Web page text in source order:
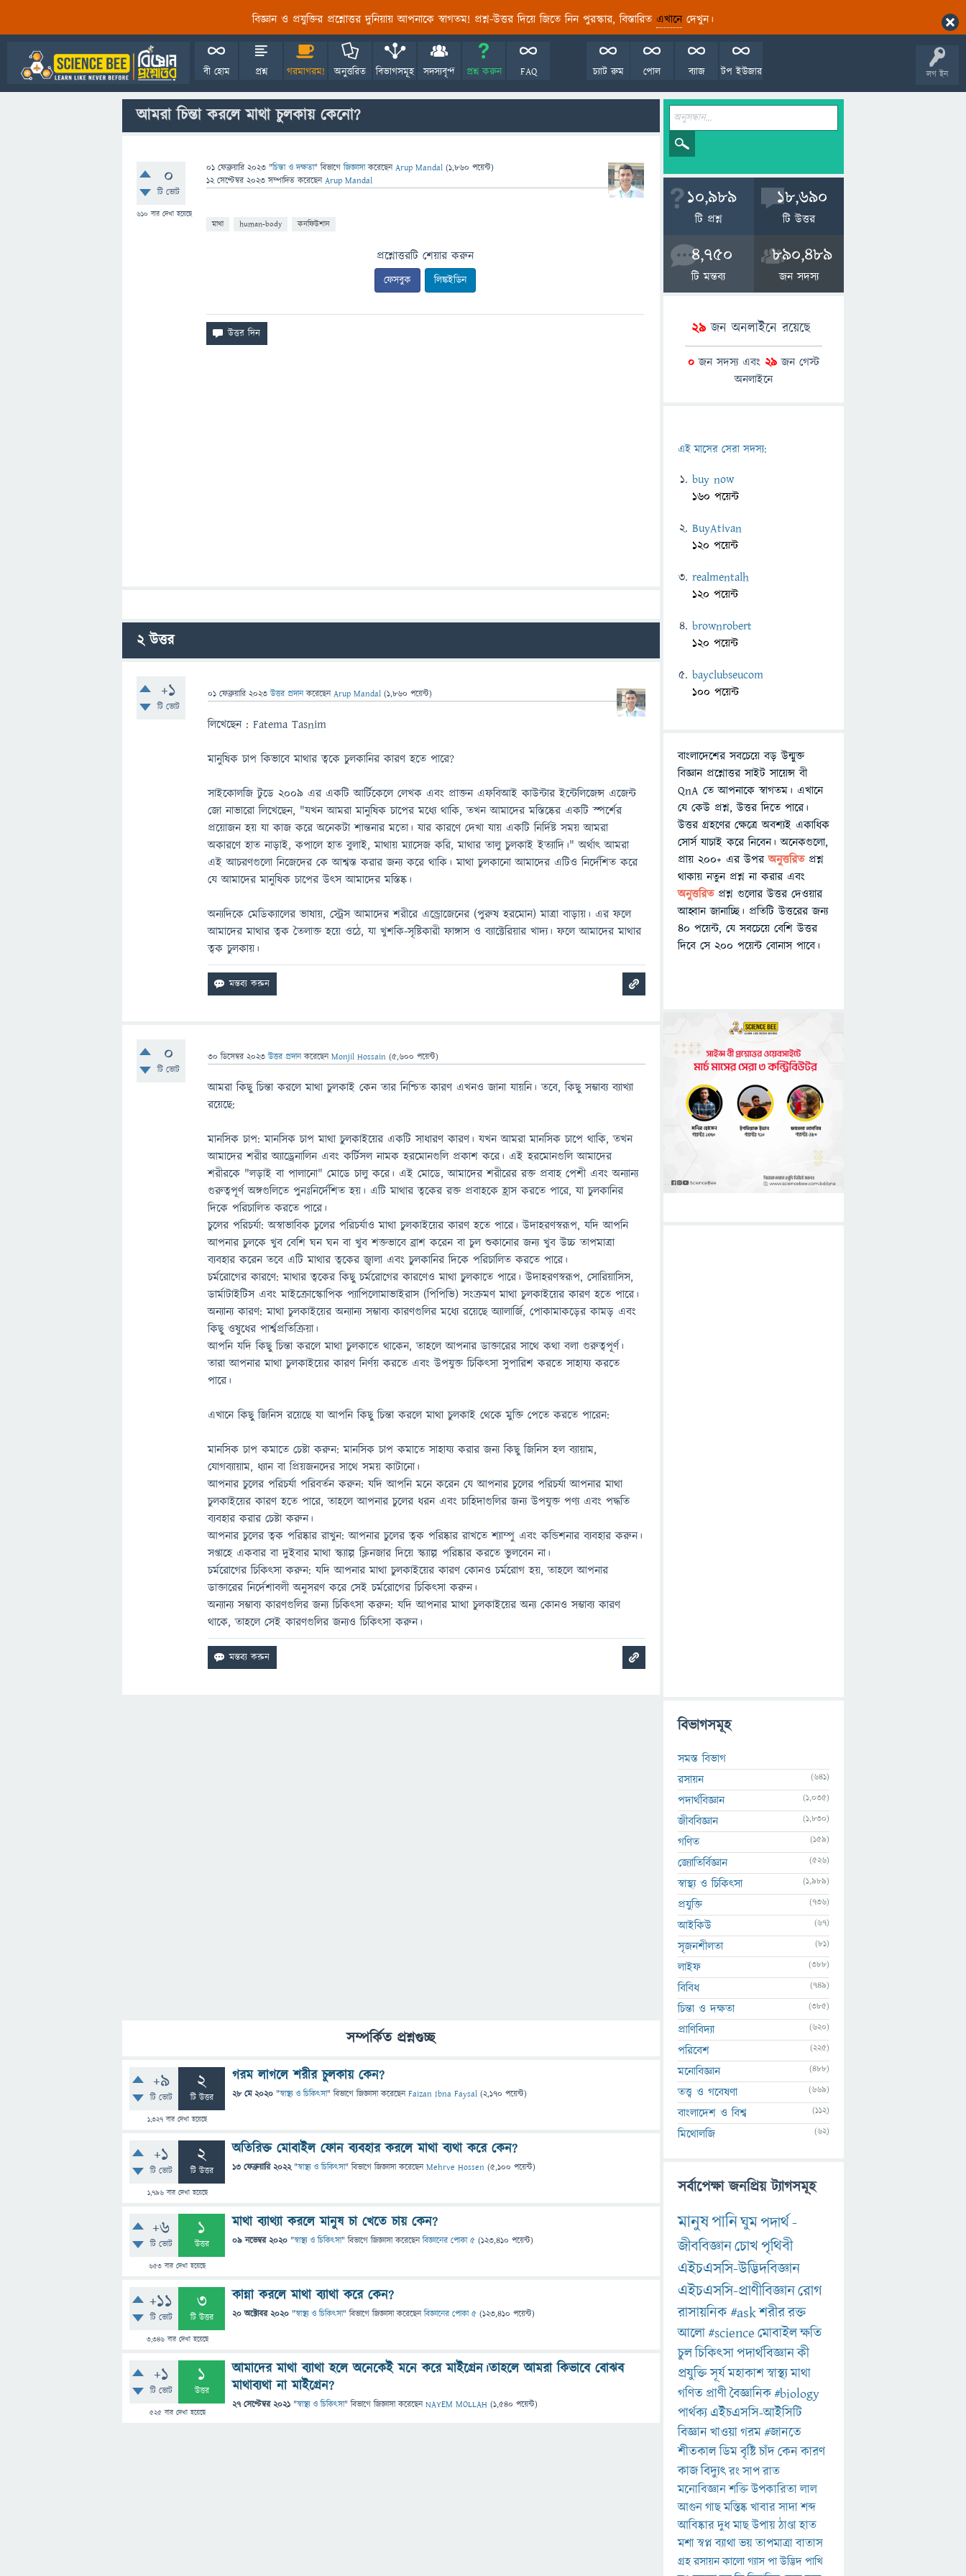
বিজ্ঞান ও প্রযুক্তির প্রশ্নোত্তর দুনিয়ায় আপনাকে স্বাগতম! প্রশ্ন-উত্তর দিয়ে জিতে নিন পুরস্কার, বিস্তারিত এখানেদেখুন।
লগ ইন
বী হোম প্রশ্ন গরমাগরম! অনুত্তরিত বিভাগসমূহ সদস্যবৃন্দ প্রশ্ন করুন FAQ টপ ইউজার
ব্যাজ
পোল
চ্যাট রুম
আমরা চিন্তা করলে মাথা চুলকায় কেনো?
0
টি ভোট
610 বার দেখা হয়েছে
01 ফেব্রুয়ারি 2023 "চিন্তা ও দক্ষতা" বিভাগে জিজ্ঞাসাকরেছেনArup Mandal (1,860 পয়েন্ট)
12 সেপ্টেম্বর 2023 সম্পাদিত করেছেনArup Mandal
মাথা human-body কনফিউশান
প্রশ্নোত্তরটি শেয়ার করুন
ফেসবুক লিঙ্কইডিন
2উত্তর
+1
টি ভোট
01 ফেব্রুয়ারি 2023 উত্তর প্রদান করেছেনArup Mandal (1,860 পয়েন্ট)
লিখেছেন : Fatema Tasnim
মানুষিক চাপ কিভাবে মাথার ত্বকে চুলকানির কারণ হতে পারে?
সাইকোলজি টুডে ২০০৯ এর একটি আর্টিকেলে লেখক এবং প্রাক্তন এফবিআই কাউন্টার ইন্টেলিজেন্স এজেন্ট
জো নাভারো লিখেছেন, "যখন আমরা মানুষিক চাপের মধ্যে থাকি, তখন আমাদের মস্তিষ্কের একটি স্পর্শের
প্রয়োজন হয় যা কাজ করে অনেকটা শান্তনার মতো। যার কারণে দেখা যায় একটি নির্দিষ্ট সময় আমরা
অকারণে হাত নাড়াই, কপালে হাত বুলাই, মাথায় ম্যাসেজ করি, মাথার তালু চুলকাই ইত্যাদি।" অর্থাৎ আমরা
এই আচরণগুলো নিজেদের কে আশ্বস্ত করার জন্য করে থাকি। মাথা চুলকানো আমাদের এটিও নির্দেশিত করে
যে আমাদের মানুষিক চাপের উৎস আমাদের মস্তিষ্ক।
অন্যদিকে মেডিক্যালের ভাষায়, স্ট্রেস আমাদের শরীরে এন্ড্রোজেনের (পুরুষ হরমোন) মাত্রা বাড়ায়। এর ফলে
আমাদের মাথার ত্বক তৈলাক্ত হয়ে ওঠে, যা খুশকি-সৃষ্টিকারী ফাঙ্গাস ও ব্যাক্টেরিয়ার খাদ্য। ফলে আমাদের মাথার
ত্বক চুলকায়।
0
টি ভোট
30 ডিসেম্বর 2023 উত্তর প্রদান করেছেনMonjil Hossain (5,600 পয়েন্ট)
আমরা কিছু চিন্তা করলে মাথা চুলকাই কেন তার নিশ্চিত কারণ এখনও জানা যায়নি। তবে, কিছু সম্ভাব্য ব্যাখ্যা
রয়েছে:
মানসিক চাপ: মানসিক চাপ মাথা চুলকাইয়ের একটি সাধারণ কারণ। যখন আমরা মানসিক চাপে থাকি, তখন
আমাদের শরীর অ্যাড্রেনালিন এবং কর্টিসল নামক হরমোনগুলি প্রকাশ করে। এই হরমোনগুলি আমাদের
শরীরকে "লড়াই বা পালানো" মোডে চালু করে। এই মোডে, আমাদের শরীরের রক্ত ​​প্রবাহ পেশী এবং অন্যান্য
গুরুত্বপূর্ণ অঙ্গগুলিতে পুনঃনির্দেশিত হয়। এটি মাথার ত্বকের রক্ত ​​প্রবাহকে হ্রাস করতে পারে, যা চুলকানির
দিকে পরিচালিত করতে পারে।
চুলের পরিচর্যা: অস্বাভাবিক চুলের পরিচর্যাও মাথা চুলকাইয়ের কারণ হতে পারে। উদাহরণস্বরূপ, যদি আপনি
আপনার চুলকে খুব বেশি ঘন ঘন বা খুব শক্তভাবে ব্রাশ করেন বা চুল শুকানোর জন্য খুব উচ্চ তাপমাত্রা
ব্যবহার করেন তবে এটি মাথার ত্বকের জ্বালা এবং চুলকানির দিকে পরিচালিত করতে পারে।
চর্মরোগের কারণে: মাথার ত্বকের কিছু চর্মরোগের কারণেও মাথা চুলকাতে পারে। উদাহরণস্বরূপ, সোরিয়াসিস,
ডার্মাটাইটিস এবং মাইক্রোস্কোপিক প্যাপিলোমাভাইরাস (পিপিভি) সংক্রমণ মাথা চুলকাইয়ের কারণ হতে পারে।
অন্যান্য কারণ: মাথা চুলকাইয়ের অন্যান্য সম্ভাব্য কারণগুলির মধ্যে রয়েছে অ্যালার্জি, পোকামাকড়ের কামড় এবং
কিছু ওষুধের পার্শ্বপ্রতিক্রিয়া।
আপনি যদি কিছু চিন্তা করলে মাথা চুলকাতে থাকেন, তাহলে আপনার ডাক্তারের সাথে কথা বলা গুরুত্বপূর্ণ।
তারা আপনার মাথা চুলকাইয়ের কারণ নির্ণয় করতে এবং উপযুক্ত চিকিত্সা সুপারিশ করতে সাহায্য করতে
পারে।
এখানে কিছু জিনিস রয়েছে যা আপনি কিছু চিন্তা করলে মাথা চুলকাই থেকে মুক্তি পেতে করতে পারেন:
মানসিক চাপ কমাতে চেষ্টা করুন: মানসিক চাপ কমাতে সাহায্য করার জন্য কিছু জিনিস হল ব্যায়াম,
যোগব্যায়াম, ধ্যান বা প্রিয়জনদের সাথে সময় কাটানো।
আপনার চুলের পরিচর্যা পরিবর্তন করুন: যদি আপনি মনে করেন যে আপনার চুলের পরিচর্যা আপনার মাথা
চুলকাইয়ের কারণ হতে পারে, তাহলে আপনার চুলের ধরন এবং চাহিদাগুলির জন্য উপযুক্ত পণ্য এবং পদ্ধতি
ব্যবহার করার চেষ্টা করুন।
আপনার চুলের ত্বক পরিষ্কার রাখুন: আপনার চুলের ত্বক পরিষ্কার রাখতে শ্যাম্পু এবং কন্ডিশনার ব্যবহার করুন।
সপ্তাহে একবার বা দুইবার মাথা স্ক্যাল্প ক্লিনজার দিয়ে স্ক্যাল্প পরিষ্কার করতে ভুলবেন না।
চর্মরোগের চিকিৎসা করুন: যদি আপনার মাথা চুলকাইয়ের কারণ কোনও চর্মরোগ হয়, তাহলে আপনার
ডাক্তারের নির্দেশাবলী অনুসরণ করে সেই চর্মরোগের চিকিৎসা করুন।
অন্যান্য সম্ভাব্য কারণগুলির জন্য চিকিৎসা করুন: যদি আপনার মাথা চুলকাইয়ের অন্য কোনও সম্ভাব্য কারণ
থাকে, তাহলে সেই কারণগুলির জন্যও চিকিৎসা করুন।
সম্পর্কিত প্রশ্নগুচ্ছ
+9
টি ভোট
2
টি উত্তর
1,327 বার দেখা হয়েছে
গরম লাগলে শরীর চুলকায় কেন?
28 মে 2020 "স্বাস্থ্য ও চিকিৎসা" বিভাগে জিজ্ঞাসাকরেছেনFaizan Ibna Faysal (2,170 পয়েন্ট)
+1
টি ভোট
2
টি উত্তর
1,796বার দেখা হয়েছে
অতিরিক্ত মোবাইল ফোন ব্যবহার করলে মাথা ব্যথা করে কেন?
13 ফেব্রুয়ারি 2022 "স্বাস্থ্য ও চিকিৎসা" বিভাগে জিজ্ঞাসাকরেছেনMehrve Hossen (5,100 পয়েন্ট)
+6
টি ভোট
1
উত্তর
653 বার দেখা হয়েছে
মাথা ব্যাথ্যা করলে মানুষ চা খেতে চায় কেন?
09 নভেম্বর 2020 "স্বাস্থ্য ও চিকিৎসা" বিভাগে জিজ্ঞাসাকরেছেনবিজ্ঞানের পোকা ৫ (123,410 পয়েন্ট)
+11
টি ভোট
3
টি উত্তর
3,346বার দেখা হয়েছে
কান্না করলে মাথা ব্যাথা করে কেন?
20 অক্টোবর 2020 "স্বাস্থ্য ও চিকিৎসা" বিভাগে জিজ্ঞাসাকরেছেনবিজ্ঞানের পোকা ৫ (123,410 পয়েন্ট)
+1
টি ভোট
1
উত্তর
525বার দেখা হয়েছে
আমাদের মাথা ব্যাথা হলে অনেকেই মনে করে মাইগ্রেন।তাহলে আমরা কিভাবে বোঝব
মাথাব্যথা না মাইগ্রেন?
27 সেপ্টেম্বর 2021 "স্বাস্থ্য ও চিকিৎসা" বিভাগে জিজ্ঞাসাকরেছেনNAYEM MOLLAH (1,540 পয়েন্ট)
10,989
টি প্রশ্ন
18,690
টি উত্তর
4,750
টি মন্তব্য
890,489
জন সদস্য
29জন অনলাইনে রয়েছে
0 জন সদস্য এবং 29 জন গেস্ট
অনলাইনে
এই মাসের সেরা সদস্য:
buy now
160 পয়েন্ট
BuyAtivan
120 পয়েন্ট
realmentalh
120 পয়েন্ট
brownrobert
120 পয়েন্ট
bayclubseucom
100 পয়েন্ট
বাংলাদেশের সবচেয়ে বড় উন্মুক্ত
বিজ্ঞান প্রশ্নোত্তর সাইট সায়েন্স বী
QnA তে আপনাকে স্বাগতম। এখানে
যে কেউ প্রশ্ন, উত্তর দিতে পারে।
উত্তর গ্রহণের ক্ষেত্রে অবশ্যই একাধিক
সোর্স যাচাই করে নিবেন। অনেকগুলো,
প্রায় ২০০+ এর উপরঅনুত্তরিতপ্রশ্ন
থাকায় নতুন প্রশ্ন না করার এবং
অনুত্তরিত প্রশ্ন গুলোর উত্তর দেওয়ার
আহ্বান জানাচ্ছি। প্রতিটি উত্তরের জন্য
৪০ পয়েন্ট, যে সবচেয়ে বেশি উত্তর
দিবে সে ২০০ পয়েন্ট বোনাস পাবে।
বিভাগসমূহ
সমস্ত বিভাগ
রসায়ন
(641)
পদার্থবিজ্ঞান (1,035)
জীববিজ্ঞান (1,830)
গণিত (159)
জ্যোতির্বিজ্ঞান (526)
স্বাস্থ্য ও চিকিৎসা (1,989)
প্রযুক্তি (736)
আইকিউ (67)
সৃজনশীলতা (81)
লাইফ (388)
বিবিধ (749)
চিন্তা ও দক্ষতা (385)
প্রাণিবিদ্যা (620)
পরিবেশ (225)
মনোবিজ্ঞান (488)
তত্ত্ব ও গবেষণা (669)
বাংলাদেশ ও বিশ্ব (112)
মিথোলজি (62)
সর্বাপেক্ষা জনপ্রিয় ট্যাগসমূহ
মানুষপানিঘুমপদার্থ-
জীববিজ্ঞানচোখপৃথিবী
এইচএসসি-উদ্ভিদবিজ্ঞান
এইচএসসি-প্রাণীবিজ্ঞানরোগ
রাসায়নিক#askশরীররক্ত
আলো#scienceমোবাইলক্ষতি
চুলচিকিৎসাপদার্থবিজ্ঞানকী
প্রযুক্তিসূর্যমহাকাশস্বাস্থ্যমাথা
গণিত প্রাণীবৈজ্ঞানিক#biology
পার্থক্য এইচএসসি-আইসিটি
বিজ্ঞানখাওয়াগরম#জানতে
শীতকালডিমবৃষ্টিচাঁদকেনকারণ
কাজবিদ্যুৎরংসাপরাত
মনোবিজ্ঞানশক্তিউপকারিতালাল
আগুনগাছমস্তিষ্কখাবারসাদাশব্দ
আবিষ্কারদুধমাছউপায়ঠাণ্ডাহাত
মশাস্বপ্নব্যাথাভয়তাপমাত্রাবাতাস
গ্রহরসায়নকালোগ্যাসপাউদ্ভিদপাখি